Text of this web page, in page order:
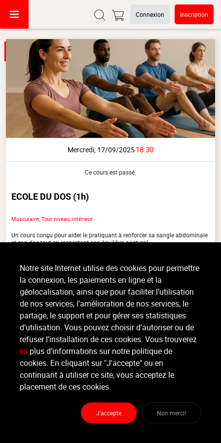
Connexion Inscription
Mercredi, 17/09/202518:30
Ce cours est passé.
ECOLE DU DOS(1h)
Musculaire, Tout niveau, intérieur
Un cours conçu pour aider le pratiquant à renforcer sa sangle abdominale
et son dos tout en respectant son équilibre postural.
Organisateur
PRESQU'ILE VIRTON
Moniteur
Non renseigné.
Lieu :PRESQU'ILE Virton
route d'arlon 81A - 6760 VIRTON
Notre site Internet utilise des cookies pour permettre
la connexion, les paiements en ligne et la
géolocalisation, ainsi que pour faciliter l’utilisation
de nos services, l’amélioration de nos services, le
partage, le support et pour gérer ses statistiques
d’utilisation. Vous pouvez choisir d'autoriser ou de
refuser l’installation de ces cookies. Vous trouverez
ici plus d’informations sur notre politique de
cookies. En cliquant sur "J'accepte" ou en
continuant à utiliser ce site, vous acceptez le
placement de ces cookies.
J'accepte Non merci!